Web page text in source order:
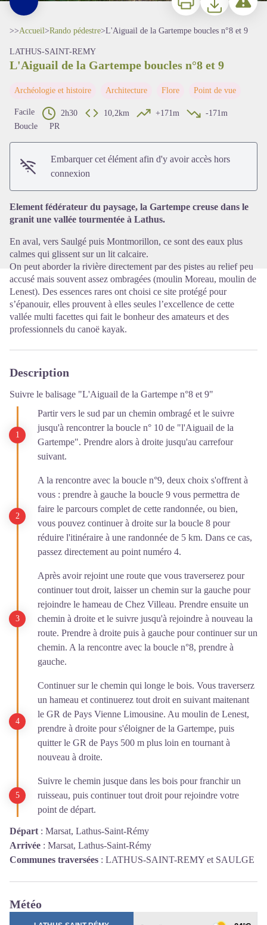
Voir l'image en plein écran
>>Accueil>Rando pédestre>L'Aiguail de la Gartempe boucles n°8 et 9
LATHUS-SAINT-REMY
L'Aiguail de la Gartempe boucles n°8 et 9
Archéologie et histoire Architecture Flore Point de vue
Facile 2h30 10,2km +171m
-171m
Boucle
PR
Embarquer cet élément afin d'y avoir accès hors
connexion
Element fédérateur du paysage, la Gartempe creuse dans le
granit une vallée tourmentée à Lathus.
En aval, vers Saulgé puis Montmorillon, ce sont des eaux plus
calmes qui glissent sur un lit calcaire.
On peut aborder la rivière directement par des pistes au relief peu
accusé mais souvent assez ombragées (moulin Moreau, moulin de
Lenest). Des essences rares ont choisi ce site protégé pour
s’épanouir, elles prouvent à elles seules l’excellence de cette
vallée multi facettes qui fait le bonheur des amateurs et des
professionnels du canoë kayak.
Description
Suivre le balisage "L'Aiguail de la Gartempe n°8 et 9"
Partir vers le sud par un chemin ombragé et le suivre
jusqu'à rencontrer la boucle n° 10 de "l'Aiguail de la
Gartempe". Prendre alors à droite jusqu'au carrefour
suivant.
A la rencontre avec la boucle n°9, deux choix s'offrent à
vous : prendre à gauche la boucle 9 vous permettra de
faire le parcours complet de cette randonnée, ou bien,
vous pouvez continuer à droite sur la boucle 8 pour
réduire l'itinéraire à une randonnée de 5 km. Dans ce cas,
passez directement au point numéro 4.
Après avoir rejoint une route que vous traverserez pour
continuer tout droit, laisser un chemin sur la gauche pour
rejoindre le hameau de Chez Villeau. Prendre ensuite un
chemin à droite et le suivre jusqu'à rejoindre à nouveau la
route. Prendre à droite puis à gauche pour continuer sur un
chemin. A la rencontre avec la boucle n°8, prendre à
gauche.
Continuer sur le chemin qui longe le bois. Vous traverserz
un hameau et continuerez tout droit en suivant maitenant
le GR de Pays Vienne Limousine. Au moulin de Lenest,
prendre à droite pour s'éloigner de la Gartempe, puis
quitter le GR de Pays 500 m plus loin en tournant à
nouveau à droite.
Suivre le chemin jusque dans les bois pour franchir un
ruisseau, puis continuer tout droit pour rejoindre votre
point de départ.
Départ : Marsat, Lathus-Saint-Rémy
Arrivée : Marsat, Lathus-Saint-Rémy
Communes traversées : LATHUS-SAINT-REMY et SAULGE
Météo